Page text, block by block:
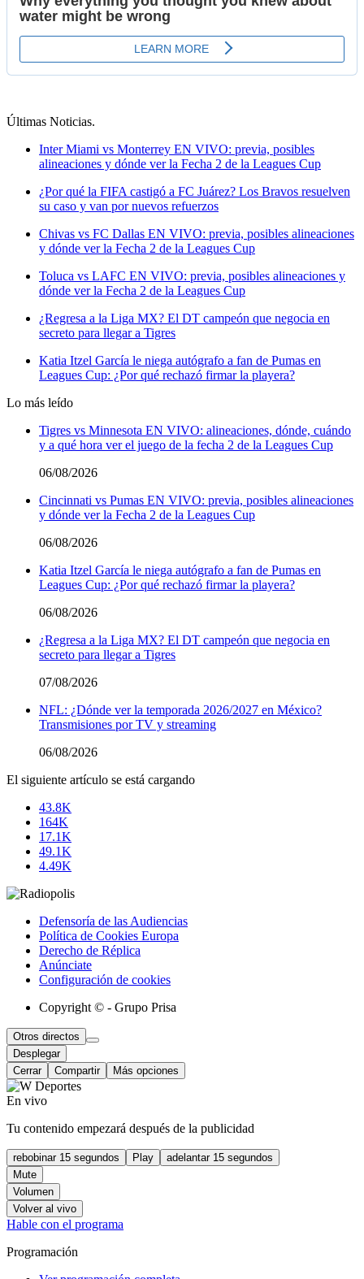
Últimas Noticias.
Inter Miami vs Monterrey EN VIVO: previa, posibles
alineaciones y dónde ver la Fecha 2 de la Leagues Cup
¿Por qué la FIFA castigó a FC Juárez? Los Bravos resuelven
su caso y van por nuevos refuerzos
Chivas vs FC Dallas EN VIVO: previa, posibles alineaciones
y dónde ver la Fecha 2 de la Leagues Cup
Toluca vs LAFC EN VIVO: previa, posibles alineaciones y
dónde ver la Fecha 2 de la Leagues Cup
¿Regresa a la Liga MX? El DT campeón que negocia en
secreto para llegar a Tigres
Katia Itzel García le niega autógrafo a fan de Pumas en
Leagues Cup: ¿Por qué rechazó firmar la playera?
Lo más leído
Tigres vs Minnesota EN VIVO: alineaciones, dónde, cuándo
y a qué hora ver el juego de la fecha 2 de la Leagues Cup
06/08/2026
Cincinnati vs Pumas EN VIVO: previa, posibles alineaciones
y dónde ver la Fecha 2 de la Leagues Cup
06/08/2026
Katia Itzel García le niega autógrafo a fan de Pumas en
Leagues Cup: ¿Por qué rechazó firmar la playera?
06/08/2026
¿Regresa a la Liga MX? El DT campeón que negocia en
secreto para llegar a Tigres
07/08/2026
NFL: ¿Dónde ver la temporada 2026/2027 en México?
Transmisiones por TV y streaming
06/08/2026
El siguiente artículo se está cargando
43.8K
164K
17.1K
49.1K
4.49K
Defensoría de las Audiencias
Política de Cookies Europa
Derecho de Réplica
Anúnciate
Configuración de cookies
Copyright © - Grupo Prisa
Otros directos
Desplegar
Cerrar
Compartir Más opciones
En vivo
Tu contenido empezará después de la publicidad
rebobinar 15 segundos Play
adelantar 15 segundos
Mute
Volumen
Volver al vivo
Hable con el programa
Programación